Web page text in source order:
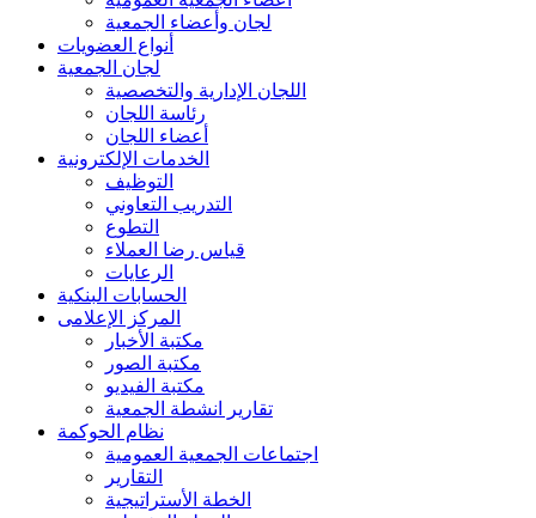
لجان وأعضاء الجمعية
أنواع العضويات
لجان الجمعية
اللجان الإدارية والتخصصية
رئاسة اللجان
أعضاء اللجان
الخدمات الإلكترونية
التوظيف
التدريب التعاوني
التطوع
قياس رضا العملاء
الرعايات
الحسابات البنكية
المركز الإعلامى
مكتبة الأخبار
مكتبة الصور
مكتبة الفيديو
تقارير انشطة الجمعية
نظام الحوكمة
اجتماعات الجمعية العمومية
التقارير
الخطة الأستراتيجية